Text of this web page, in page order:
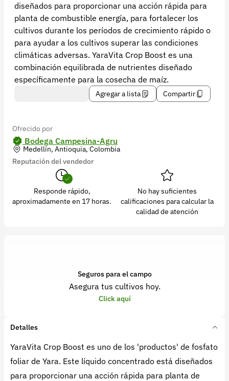
diseñados para proporcionar una acción rápida para
planta de combustible energía, para fortalecer los
cultivos durante los períodos de crecimiento rápido o
para ayudar a los cultivos superar las condiciones
climáticas adversas. YaraVita Crop Boost es una
combinación equilibrada de nutrientes diseñado
específicamente para la cosecha de maíz.
Agregar a lista Compartir
Ofrecido por
Bodega Campesina-Agru
Medellín, Antioquia, Colombia
Reputación del vendedor
Responde rápido,
aproximadamente en 17 horas.
No hay suficientes
calificaciones para calcular la
calidad de atención
Seguros para el campo
Asegura tus cultivos hoy.
Click aquí
Detalles
YaraVita Crop Boost es uno de los 'productos' de fosfato
foliar de Yara. Este líquido concentrado está diseñados
para proporcionar una acción rápida para planta de
contacto@croper.com
© 2026 Croper.com Todos los derechos reservados
Versión 5.45.0
Síguenos